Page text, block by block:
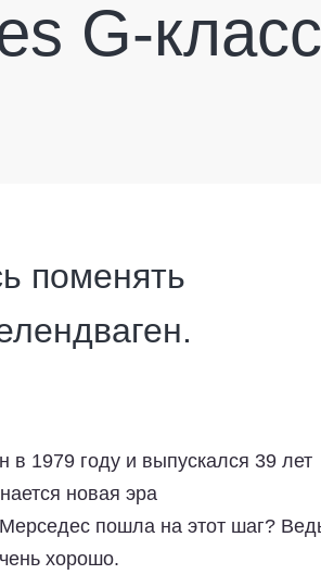
G-
поменять
1979 году и выпускался 39 лет
новая эра
пошла на этот шаг?
хорошо.